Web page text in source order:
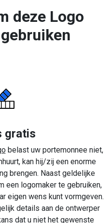
deze Logo
gratis
belast uw portemonnee niet,
kan hij/zij een enorme
brengen. Naast geldelijke
een logomaker te gebruiken,
eigen wens kunt vormgeven.
details aan de ontwerper
dat u niet het gewenste